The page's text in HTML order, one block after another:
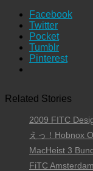
Facebook
Twitter
Pocket
Tumblr
Pinterest
Related Stories
2009 FITC
えっ！Hobnox
MacHeist 3
FiTC